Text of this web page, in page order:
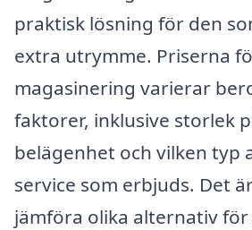
praktisk lösning för den
extra utrymme. Priserna
magasinering varierar
faktorer, inklusive storlek
belägenhet och vilken typ
service som erbjuds. Det
jämföra olika alternativ